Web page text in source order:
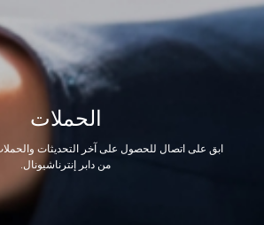
الحملات
ابق على اتصال للحصول على آخر التحديثات
من دابر إنترناشيونال.